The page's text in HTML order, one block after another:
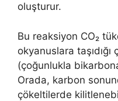
oluşturur.
Bu reaksiyon CO₂
okyanuslara
(çoğunlukla
Orada, karbon
çökeltilerde